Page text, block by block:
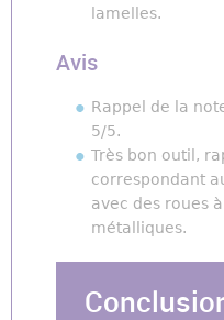
lamelles.
Avis
Rappel de la
5/5.
Très bon outil,
correspondant
avec des roues
métalliques.